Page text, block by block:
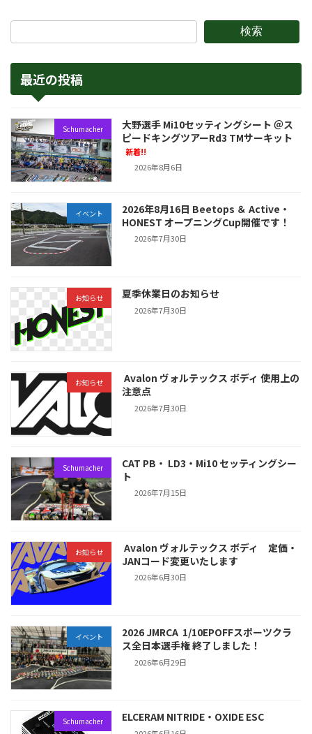
検索
最近の投稿
Schumacher
大野選手 Mi10セッティングシート ＠ス
ピードキングツアーRd3 TMサーキット
新着!!
2026年8月6日
イベント
2026年8月16日 Beetops ＆ Active・
HONEST オープニングCup開催です！
2026年7月30日
お知らせ 夏季休業日のお知らせ
2026年7月30日
お知らせ
Avalon ヴォルテックス ボディ 使用上の
注意点
2026年7月30日
Schumacher
CAT PB・ LD3・Mi10 セッティングシー
ト
2026年7月15日
お知らせ
Avalon ヴォルテックス ボディ 定価・
JANコード変更いたします
2026年6月30日
イベント
2026 JMRCA 1/10EPOFFスポーツクラ
ス全日本選手権 終了しました！
2026年6月29日
Schumacher ELCERAM NITRIDE・OXIDE ESC